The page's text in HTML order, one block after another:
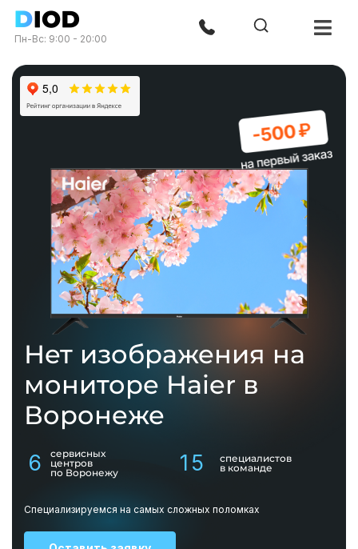
Пн-Вс: 9:00 - 20:00
Нет изображения на
мониторе Haier в
Воронеже
6
сервисных
центров
по Воронежу
15
специалистов
в команде
Специализируемся на самых сложных поломках